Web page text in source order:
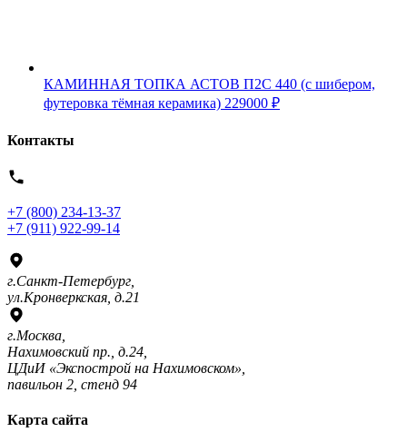
КАМИННАЯ ТОПКА АСТОВ П2С 440 (с шибером,
футеровка тёмная керамика) 229000 ₽
Контакты
+7 (800) 234-13-37
+7 (911) 922-99-14
г.Санкт-Петербург,
ул.Кронверкская, д.21
г.Москва,
Нахимовский пр., д.24,
ЦДиИ «Экспострой на Нахимовском»,
павильон 2, стенд 94
Карта сайта